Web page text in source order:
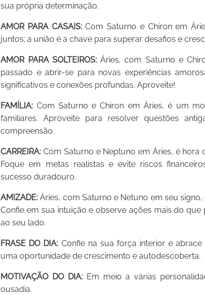
sua própria determinação.
AMOR PARA CASAIS:Com Saturno e Chiron em
juntos; a união é a chave para superar desafios e
AMOR PARA SOLTEIROS:Áries, com Saturno e
passado e abrir-se para novas experiências
significativos e conexões profundas. Aproveite!
FAMÍLIA: Com Saturno e Chiron em Áries, é um
familiares. Aproveite para resolver questões
compreensão.
CARREIRA: Com Saturno e Neptuno em Áries, é hora
Foque em metas realistas e evite riscos
sucesso duradouro.
AMIZADE: Áries, com Saturno e Netuno em seu
Confie em sua intuição e observe ações mais do
ao seu lado.
FRASE DO DIA: Confie na sua força interior e
uma oportunidade de crescimento e autodescoberta.
MOTIVAÇÃO DO DIA:Em meio a várias
ousadia.